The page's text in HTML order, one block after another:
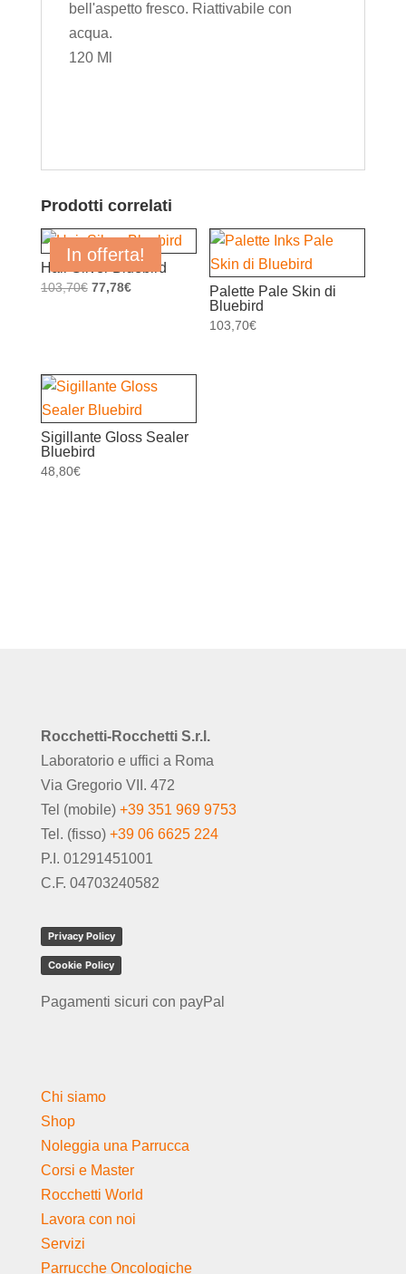
bell'aspetto fresco. Riattivabile con
acqua.
120 Ml
Prodotti correlati
In offerta!
Hair Silver Bluebird
103,70€ Il
103,70€.
77,78€Il
77,78€.
Palette Pale Skin di
Bluebird
103,70€
Sigillante Gloss Sealer
Bluebird
48,80€
Rocchetti-Rocchetti S.r.l.
Laboratorio e uffici a Roma
Via Gregorio VII. 472
Tel (mobile) +39 351 969 9753
Tel. (fisso) +39 06 6625 224
P.I. 01291451001
C.F. 04703240582
Privacy Policy
Cookie Policy
Pagamenti sicuri con payPal
Chi siamo
Shop
Noleggia una Parrucca
Corsi e Master
Rocchetti World
Lavora con noi
Servizi
Parrucche Oncologiche